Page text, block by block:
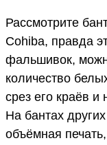
Рассмотрите
Cohiba, правда
фальшивок,
количество
срез его краёв и
На бантах
объёмная